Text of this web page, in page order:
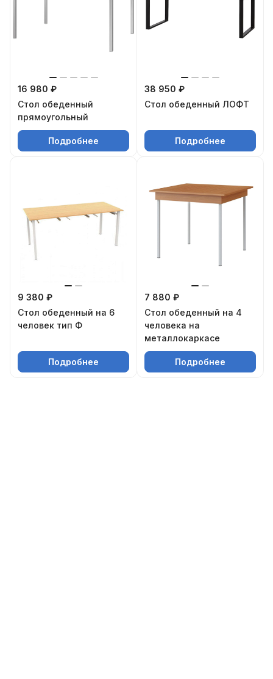
16 980 ₽
Стол обеденный
прямоугольный
Подробнее
38 950 ₽
Стол обеденный ЛОФТ
Подробнее
9 380 ₽
Стол обеденный на 6
человек тип Ф
Подробнее
7 880 ₽
Стол обеденный на 4
человека на
металлокаркасе
Подробнее